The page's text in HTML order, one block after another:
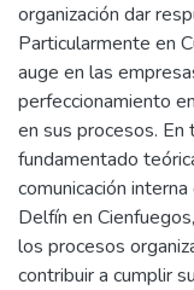
organización dar
Particularmente en
auge en las
perfeccionamiento
en sus procesos.
fundamentado
comunicación
Delfín en
los procesos
contribuir a cumplir